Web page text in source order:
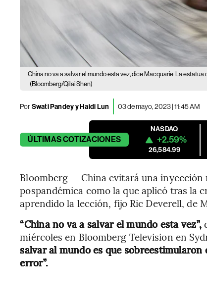
China no va a salvar el mundo esta vez, dice Macquarie La estatua
(Bloomberg/Qilai Shen)
PorSwati Pandey y Haidi Lun 03 de mayo, 2023 | 11:45 AM
ÚLTIMASCOTIZACIONES
NASDAQ
+2.59%
26,584.99
Bloomberg — China evitará una inyección
pospandémica como la que aplicó tras la
aprendido la lección, fijo Ric Deverell, de
“China no va a salvar el mundo esta vez”,
miércoles en Bloomberg Television en
salvar al mundo es que
error”.